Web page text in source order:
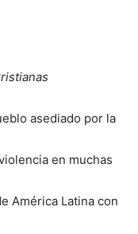
asediado por la
en muchas
América Latina con